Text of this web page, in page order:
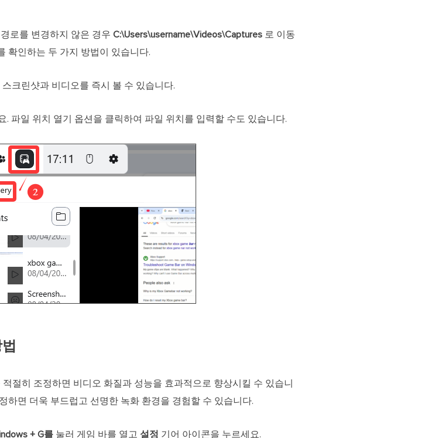
로를 변경하지 않은 경우 C:\Users\username\Videos\Captures 로 이동
확인하는 두 가지 방법이 있습니다.
스크린샷과 비디오를 즉시 볼 수 있습니다.
. 파일 위치 열기 옵션을 클릭하여 파일 위치를 입력할 수도 있습니다.
절히 조정하면 비디오 화질과 성능을 효과적으로 향상시킬 수 있습니
하면 더욱 부드럽고 선명한 녹화 환경을 경험할 수 있습니다.
+ G를 눌러 게임 바를 열고 설정 기어 아이콘을 누르세요.